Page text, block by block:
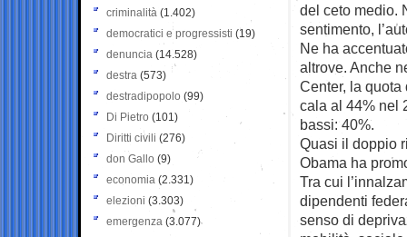
del ceto medio.
sentimento,
Ne ha
altrove. Anche
Center, la
cala al 44% nel
bassi: 40%.
Quasi il doppio
Obama ha
Tra cui
dipendenti
senso di
criminalità (1.402)
democratici e progressisti (19)
denuncia (14.528)
destra (573)
destradipopolo (99)
Di Pietro (101)
Diritti civili (276)
don Gallo (9)
economia (2.331)
elezioni (3.303)
emergenza (3.077)